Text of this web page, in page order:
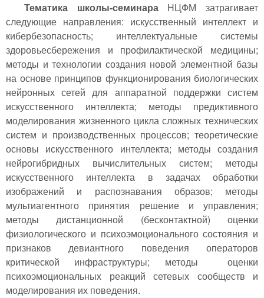
Тематика школы-семинараНЦФМ затрагивает
следующие направления: искусственный интеллект и
кибербезопасность; интеллектуальные системы
здоровьесбережения и профилактической медицины;
методы и технологии создания новой элементной базы
на основе принципов функционирования биологических
нейронных сетей для аппаратной поддержки систем
искусственного интеллекта; методы предиктивного
моделирования жизненного цикла сложных технических
систем и производственных процессов; теоретические
основы искусственного интеллекта; методы создания
нейрогибридных вычислительных систем; методы
искусственного интеллекта в задачах обработки
изображений и распознавания образов; методы
мультиагентного принятия решение и управления;
методы дистанционной (бесконтактной) оценки
физиологического и психоэмоционального состояния и
признаков девиантного поведения операторов
критической инфраструктуры; методы оценки
психоэмоциональных реакций сетевых сообществ и
моделирования их поведения.